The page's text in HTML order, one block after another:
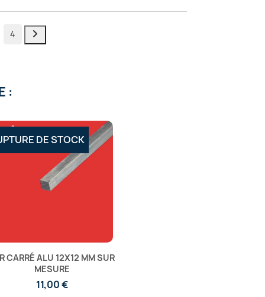
4
:
CARRÉ ALU 12X12 MM SUR
MESURE
11,00 €
DE STOCK